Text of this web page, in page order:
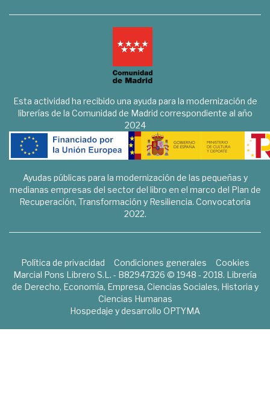
Esta actividad ha recibido una ayuda para la modernización de
librerías de la Comunidad de Madrid correspondiente al año
2024
Ayudas públicas para la modernización de las pequeñas y
medianas empresas del sector del libro en el marco del Plan de
Recuperación, Transformación y Resiliencia. Convocatoria
2022.
Política de privacidad Condiciones generales
Cookies
Marcial Pons Librero S.L. - B82947326 © 1948 - 2018. Librería
de Derecho, Economía, Empresa, Ciencias Sociales, Historia y
Ciencias Humanas
Hospedaje y desarrollo OPTYMA